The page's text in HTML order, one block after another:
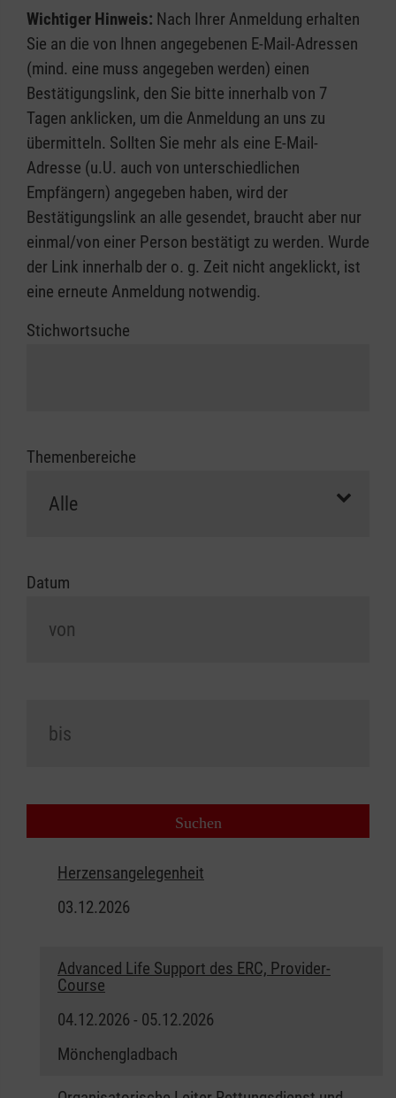
Wichtiger Hinweis: Nach Ihrer Anmeldung erhalten
Sie an die von Ihnen angegebenen E-Mail-Adressen
(mind. eine muss angegeben werden) einen
Bestätigungslink, den Sie bitte innerhalb von 7
Tagen anklicken, um die Anmeldung an uns zu
übermitteln. Sollten Sie mehr als eine E-Mail-
Adresse (u.U. auch von unterschiedlichen
Empfängern) angegeben haben, wird der
Bestätigungslink an alle gesendet, braucht aber nur
einmal/von einer Person bestätigt zu werden. Wurde
der Link innerhalb der o. g. Zeit nicht angeklickt, ist
eine erneute Anmeldung notwendig.
Stichwortsuche
Themenbereiche
Datum
Herzensangelegenheit
03.12.2026
Advanced Life Support des ERC, Provider-
Course
04.12.2026 - 05.12.2026
Mönchengladbach